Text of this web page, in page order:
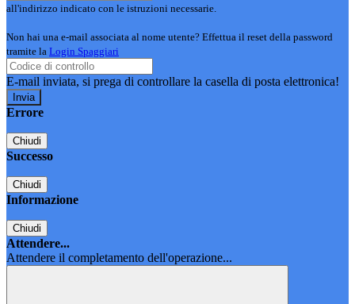
all'indirizzo indicato con le istruzioni necessarie.
Non hai una e-mail associata al nome utente? Effettua il reset della password
tramite la Login Spaggiari
E-mail inviata, si prega di controllare la casella di posta elettronica!
Errore
Chiudi
Successo
Chiudi
Informazione
Chiudi
Attendere...
Attendere il completamento dell'operazione...